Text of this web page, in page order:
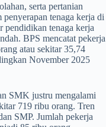
serta pertanian
tenaga kerja di
tenaga kerja
BPS mencatat pekerja
atau sekitar 35,74
November 2025
SMK justru mengalami
719 ribu orang. Tren
SMP. Jumlah pekerja